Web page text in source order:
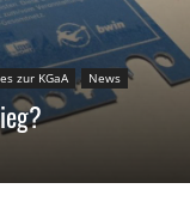
zur KGaA News